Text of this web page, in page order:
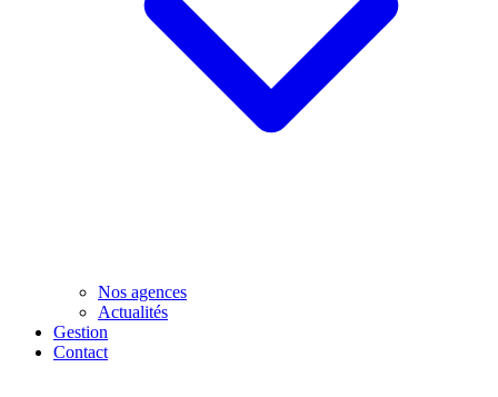
Nos agences
Actualités
Gestion
Contact